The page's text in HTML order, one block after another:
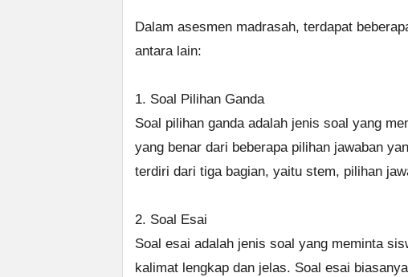
Dalam asesmen madrasah, terdapat
antara lain:
1. Soal Pilihan Ganda
Soal pilihan ganda adalah jenis soal yang
yang benar dari beberapa pilihan jawaban
terdiri dari tiga bagian, yaitu stem, pilihan
2. Soal Esai
Soal esai adalah jenis soal yang meminta
kalimat lengkap dan jelas. Soal esai